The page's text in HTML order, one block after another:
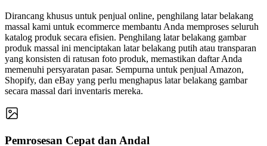
Dirancang khusus untuk penjual online, penghilang latar belakang
massal kami untuk ecommerce membantu Anda memproses seluruh
katalog produk secara efisien. Penghilang latar belakang gambar
produk massal ini menciptakan latar belakang putih atau transparan
yang konsisten di ratusan foto produk, memastikan daftar Anda
memenuhi persyaratan pasar. Sempurna untuk penjual Amazon,
Shopify, dan eBay yang perlu menghapus latar belakang gambar
secara massal dari inventaris mereka.
Pemrosesan Cepat dan Andal